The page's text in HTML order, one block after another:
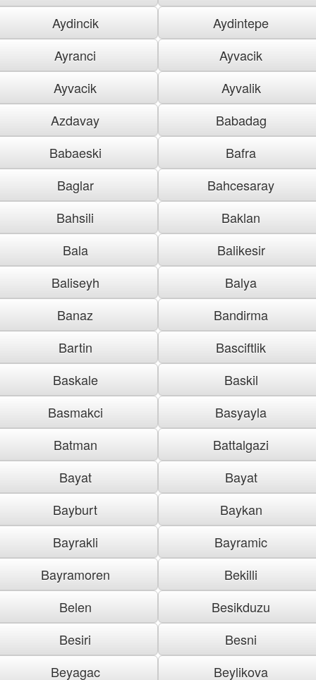
Aydincik
Aydintepe
Ayranci
Ayvacik
Ayvacik
Ayvalik
Azdavay
Babadag
Babaeski
Bafra
Baglar
Bahcesaray
Bahsili
Baklan
Bala
Balikesir
Baliseyh
Balya
Banaz
Bandirma
Bartin
Basciftlik
Baskale
Baskil
Basmakci
Basyayla
Batman
Battalgazi
Bayat
Bayat
Bayburt
Baykan
Bayrakli
Bayramic
Bayramoren
Bekilli
Belen
Besikduzu
Besiri
Besni
Beyagac
Beylikova